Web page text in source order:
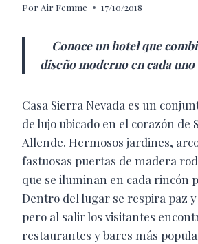
Por Air Femme 17/10/2018
Conoce un hotel que
diseño moderno en cada uno
Casa Sierra Nevada es un
de lujo ubicado en el corazón de
Allende. Hermosos jardines,
fastuosas puertas de madera
que se iluminan en cada rincón
Dentro del lugar se respira paz
pero al salir los visitantes
restaurantes y bares más